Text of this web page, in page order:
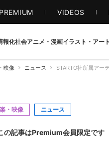
PREMIUM VIDEOS
報化社会アニメ・漫画イラスト・アート
映像 ニュース STARTO社所属アー
・映像 ニュース
の記事はPremium会員限定です